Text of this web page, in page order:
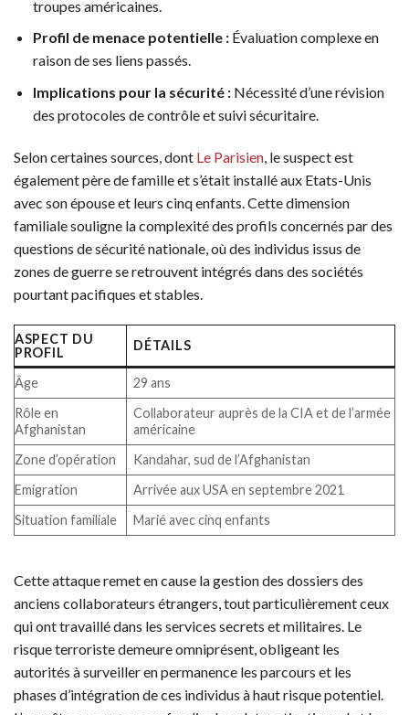
troupes américaines.
Profil de menace potentielle :Évaluation complexe en
raison de ses liens passés.
Implications pour la sécurité :Nécessité d’une révision
des protocoles de contrôle et suivi sécuritaire.
Selon certaines sources, dont Le Parisien, le suspect est
également père de famille et s’était installé aux Etats-Unis
avec son épouse et leurs cinq enfants. Cette dimension
familiale souligne la complexité des profils concernés par des
questions de sécurité nationale, où des individus issus de
zones de guerre se retrouvent intégrés dans des sociétés
pourtant pacifiques et stables.
ASPECT DU
PROFIL
DÉTAILS
Âge
29 ans
Rôle en
Afghanistan
Collaborateur auprès de la CIA et de l’armée
américaine
Zone d’opération
Kandahar, sud de l’Afghanistan
Emigration
Arrivée aux USA en septembre 2021
Situation familiale
Marié avec cinq enfants
Cette attaque remet en cause la gestion des dossiers des
anciens collaborateurs étrangers, tout particulièrement ceux
qui ont travaillé dans les services secrets et militaires. Le
risque terroriste demeure omniprésent, obligeant les
autorités à surveiller en permanence les parcours et les
phases d’intégration de ces individus à haut risque potentiel.